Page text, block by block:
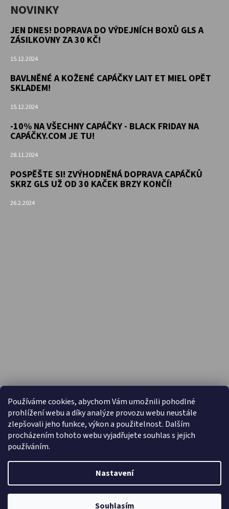
Používáme cookies, abychom Vám umožnili pohodlné
prohlížení webu a díky analýze provozu webu neustále
zlepšovali jeho funkce, výkon a použitelnost. Dalším
procházením tohoto webu vyjadřujete souhlas s jejich
používáním.
Nastavení
Souhlasím
NOVINKY
JEN DNES! DOPRAVA DO VÝDEJNÍCH BOXŮ GLS A
ZÁSILKOVNY ZA 30 KČ!
15.12.2024
BAVLNĚNÉ A KOŽENÉ CAPÁČKY LAIT ET MIEL OPĚT
SKLADEM!
15.12.2024
-10% NA VŠECHNY CAPÁČKY - BLACK FRIDAY NA
CAPÁČKY.COM JE TU!
28.11.2024
POSPĚŠTE SI! ZVÝHODNĚNÁ DOPRAVA CAPÁČKŮ
SKRZ GLS UŽ OD 30 KAČEK BRZY KONČÍ!
26.2.2024
PŘIJÍMÁME ONLINE PLATBY
Vytvořil Shoptet
Copyright 2026Capáčky.com. Všechna práva vyhrazena.